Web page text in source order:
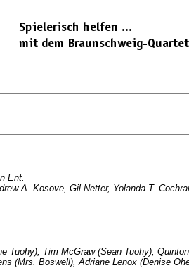
Ent.
A. Kosove, Gil Netter, Yolanda T.
Tuohy), Tim McGraw (Sean Tuohy),
(Mrs. Boswell), Adriane Lenox (Denise